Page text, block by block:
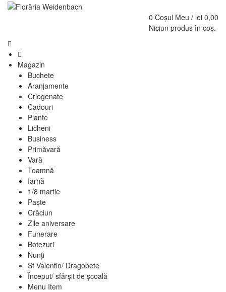
0 Coșul Meu / lei 0,00
Niciun produs în coș.
Magazin
Buchete
Aranjamente
Criogenate
Cadouri
Plante
Licheni
Business
Primăvară
Vară
Toamnă
Iarnă
1/8 martie
Paște
Crăciun
Zile aniversare
Funerare
Botezuri
Nunți
Sf Valentin/ Dragobete
Început/ sfârșit de școală
Menu Item